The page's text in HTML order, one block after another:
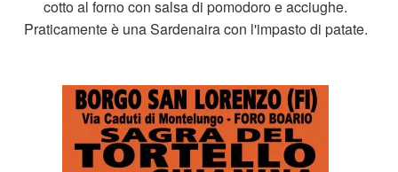
cotto al forno con salsa di pomodoro e acciughe.
Praticamente è una Sardenaira con l'impasto di patate.